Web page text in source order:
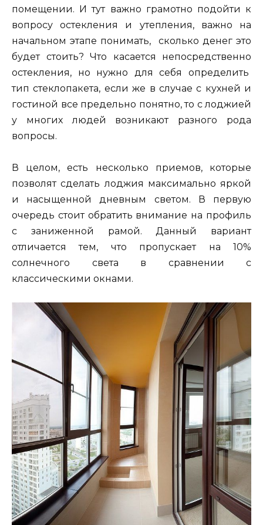
помещении. И тут важно грамотно подойти к
вопросу остекления и утепления, важно на
начальном этапе понимать, сколько денег это
будет стоить? Что касается непосредственно
остекления, но нужно для себя определить
тип стеклопакета, если же в случае с кухней и
гостиной все предельно понятно, то с лоджией
у многих людей возникают разного рода
вопросы.
В целом, есть несколько приемов, которые
позволят сделать лоджия максимально яркой
и насыщенной дневным светом. В первую
очередь стоит обратить внимание на профиль
с заниженной рамой. Данный вариант
отличается тем, что пропускает на 10%
солнечного света в сравнении с
классическими окнами.